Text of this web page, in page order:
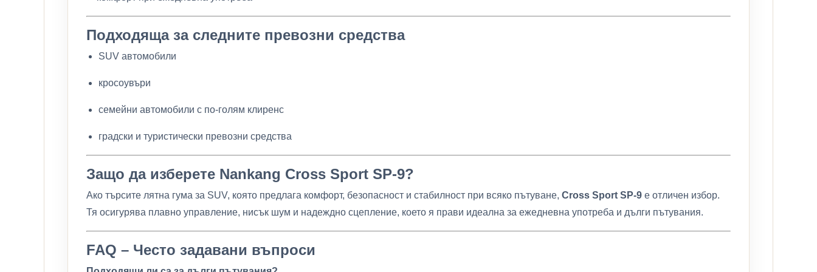
Подходяща за следните превозни средства
SUV автомобили
кросоувъри
семейни автомобили с по-голям клиренс
градски и туристически превозни средства
Защо да изберете Nankang Cross Sport SP-9?
Ако търсите лятна гума за SUV, която предлага комфорт, безопасност и стабилност при всяко пътуване, Cross Sport SP-9 е отличен избор.
Тя осигурява плавно управление, нисък шум и надеждно сцепление, което я прави идеална за ежедневна употреба и дълги пътувания.
FAQ – Често задавани въпроси